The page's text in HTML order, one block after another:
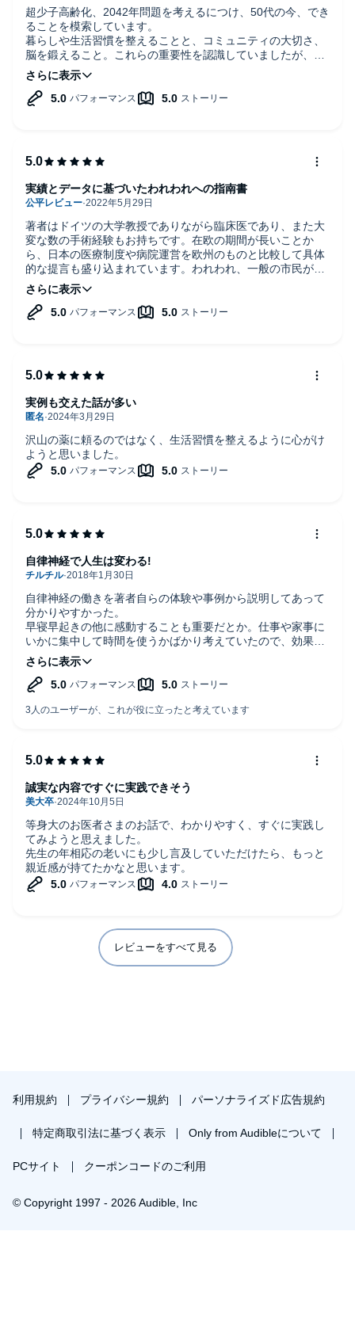
の体の不調ときちんと向き合い、
血流を良くする生活を始めれば、あなたの毎日の生活はより健康
的で充実したものになることでしょう。
病気になる前に。そして、より長く楽しく充実した人生を手に入
う。(C)2014 アチーブメント出版、オトバンク
超少子高齢化、2042年問題を考えるにつけ、50代の今、でき
ることを模索しています。
暮らしや生活習慣を整えることと、コミュニティの大切さ、
脳を鍛えること。これらの重要性を認識していましたが、
「自律神経を鍛えると、体力の衰えを感じない。」という著
者の言葉は、驚きで、私に、新たな視点を持たせてくれた。
素晴らしい。
著者はドイツの大学教授でありながら臨床医であり、また大
変な数の手術経験もお持ちです。在欧の期間が長いことか
ら、日本の医療制度や病院運営を欧州のものと比較して具体
的な提言も盛り込まれています。われわれ、一般の市民が、
患者にならず、病気にならないよう健康に過ごすための数々
のアドバイスが総合的に、著者の情熱と共に、書かれている
良書だと思います
実績とデータに基づいたわれわれへの指南書
沢山の薬に頼るのではなく、生活習慣を整えるように心がけ
ようと思いました。
実例も交えた話が多い
自律神経の働きを著者自らの体験や事例から説明してあって
分かりやすかった。
早寝早起きの他に感動することも重要だとか。仕事や家事に
いかに集中して時間を使うかばかり考えていたので、効果的
な休み方を考えるきっかけになった。
著者の、健康や人生の考え方が多角的でバランスが取れてい
て素晴らしい。
生きていきたい。
自律神経で人生は変わる!
等身大のお医者さまのお話で、わかりやすく、すぐに実践し
てみようと思えました。
先生の年相応の老いにも少し言及していただけたら、もっと
親近感が持てたかなと思います。
誠実な内容ですぐに実践できそう
レビューをすべて見る
利用規約 プライバシー規約 パーソナライズド広告規約
特定商取引法に基づく表示 Only from Audibleについて
PCサイト クーポンコードのご利用
© Copyright 1997 - 2026 Audible, Inc